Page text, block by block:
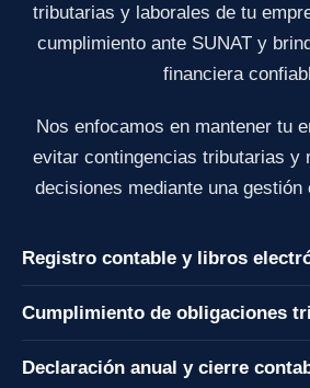
tributarias y laborales de tu
cumplimiento ante SUNAT y
financiera
Nos enfocamos en mantener tu
evitar contingencias tributarias y
decisiones mediante una gestión
Registro contable y libros
el sistema SIRE.
Cumplimiento de obligaciones
Declaración anual y cierre